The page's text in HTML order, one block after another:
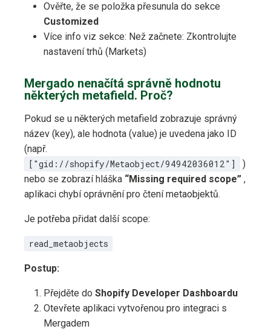
Ověřte, že se položka přesunula do sekce
Customized
Více info viz sekce: Než začnete: Zkontrolujte
nastavení trhů (Markets)
Mergado nenačítá správně hodnotu
některých metafield. Proč?
Pokud se u některých metafield zobrazuje správný
název (key), ale hodnota (value) je uvedena jako ID
(např.
["gid://shopify/Metaobject/94942036012"]
)
nebo se zobrazí hláška “Missing required scope” ,
aplikaci chybí oprávnění pro čtení metaobjektů.
Je potřeba přidat další scope:
read_metaobjects
Postup:
Přejděte do Shopify Developer Dashboardu
Otevřete aplikaci vytvořenou pro integraci s
Mergadem